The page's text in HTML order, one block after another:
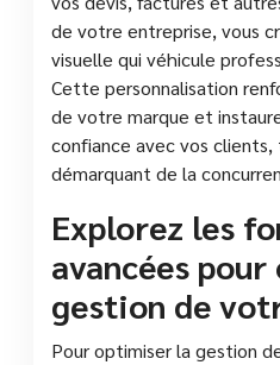
de votre entreprise, vous
visuelle qui véhicule
Cette personnalisation
de votre marque et
confiance avec vos
démarquant de la
Explorez les
avancées
gestion de
Pour optimiser la gestion